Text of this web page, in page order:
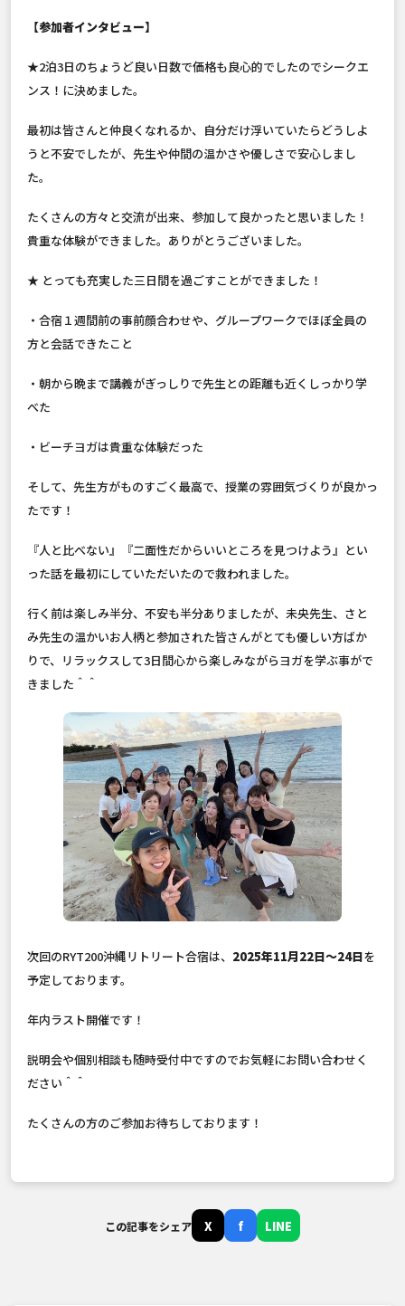
【参加者インタビュー】
★2泊3日のちょうど良い日数で価格も良心的でしたのでシークエ
ンス！に決めました。
最初は皆さんと仲良くなれるか、自分だけ浮いていたらどうしよ
うと不安でしたが、先生や仲間の温かさや優しさで安心しまし
た。
たくさんの方々と交流が出来、参加して良かったと思いました！
貴重な体験ができました。ありがとうございました。
★ とっても充実した三日間を過ごすことができました！
・合宿１週間前の事前顔合わせや、グループワークでほぼ全員の
方と会話できたこと
・朝から晩まで講義がぎっしりで先生との距離も近くしっかり学
べた
・ビーチヨガは貴重な体験だった
そして、先生方がものすごく最高で、授業の雰囲気づくりが良かっ
たです！
『人と比べない』『二面性だからいいところを見つけよう』とい
った話を最初にしていただいたので救われました。
行く前は楽しみ半分、不安も半分ありましたが、未央先生、さと
み先生の温かいお人柄と参加された皆さんがとても優しい方ばか
りで、リラックスして3日間心から楽しみながらヨガを学ぶ事がで
きました＾＾
次回のRYT200沖縄リトリート合宿は、 2025年11月22日〜24日を
予定しております。
年内ラスト開催です！
説明会や個別相談も随時受付中ですのでお気軽にお問い合わせく
ださい＾＾
たくさんの方のご参加お待ちしております！
この記事をシェア X f LINE